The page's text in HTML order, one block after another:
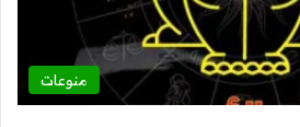
منوعات